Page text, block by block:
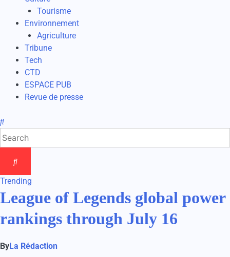
Tourisme
Environnement
Agriculture
Tribune
Tech
CTD
ESPACE PUB
Revue de presse
Trending
League of Legends global power
rankings through July 16
ByLa Rédaction